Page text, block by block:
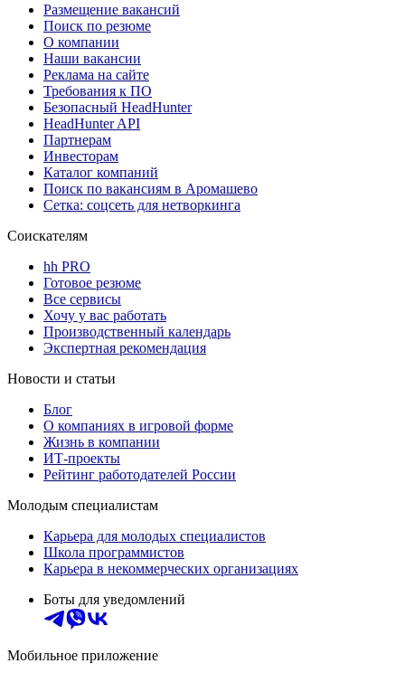
Размещение вакансий
Поиск по резюме
О компании
Наши вакансии
Реклама на сайте
Требования к ПО
Безопасный HeadHunter
HeadHunter API
Партнерам
Инвесторам
Каталог компаний
Поиск по вакансиям в Аромашево
Сетка: соцсеть для нетворкинга
Соискателям
hh PRO
Готовое резюме
Все сервисы
Хочу у вас работать
Производственный календарь
Экспертная рекомендация
Новости и статьи
Блог
О компаниях в игровой форме
Жизнь в компании
ИТ-проекты
Рейтинг работодателей России
Молодым специалистам
Карьера для молодых специалистов
Школа программистов
Карьера в некоммерческих организациях
Боты для уведомлений
Мобильное приложение